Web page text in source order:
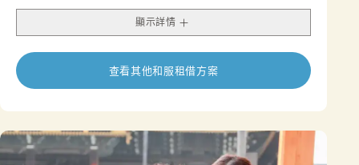
我們還建議您在腰帶可以搭配腰帶配飾，打造別緻的
顯示詳情
查看其他和服租借方案